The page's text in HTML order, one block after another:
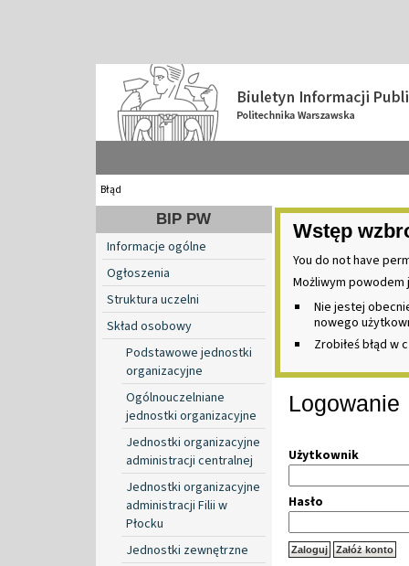
Błąd
BIP PW
Informacje ogólne
Ogłoszenia
Struktura uczelni
Skład osobowy
Podstawowe jednostki
organizacyjne
Ogólnouczelniane
jednostki organizacyjne
Jednostki organizacyjne
administracji centralnej
Jednostki organizacyjne
administracji Filii w
Płocku
Jednostki zewnętrzne
Wstęp
You do not have
Możliwym powodem
Nie jestej
nowego
Zrobiłeś błąd w
Logowanie
Użytkownik
Hasło